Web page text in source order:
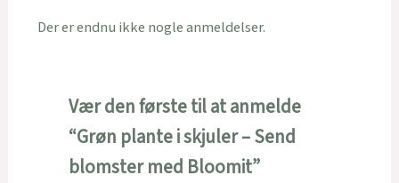
Der er endnu ikke nogle anmeldelser.
Vær den første til at anmelde
“Grøn plante i skjuler – Send
blomster med Bloomit”